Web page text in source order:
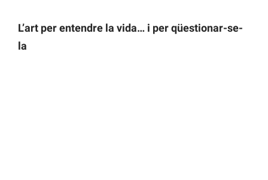
L’art per entendre la vida… i per qüestionar-se-
la